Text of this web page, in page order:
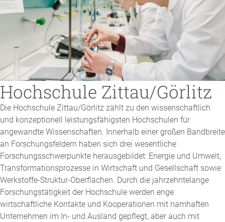
Hochschule Zittau/Görlitz
Die Hochschule Zittau/Görlitz zählt zu den wissenschaftlich
und konzeptionell leistungsfähigsten Hochschulen für
angewandte Wissenschaften. Innerhalb einer großen Bandbreite
an Forschungsfeldern haben sich drei wesentliche
Forschungsschwerpunkte herausgebildet: Energie und Umwelt,
Transformationsprozesse in Wirtschaft und Gesellschaft sowie
Werkstoffe-Struktur-Oberflächen. Durch die jahrzehntelange
Forschungstätigkeit der Hochschule werden enge
wirtschaftliche Kontakte und Kooperationen mit namhaften
Unternehmen im In- und Ausland gepflegt, aber auch mit